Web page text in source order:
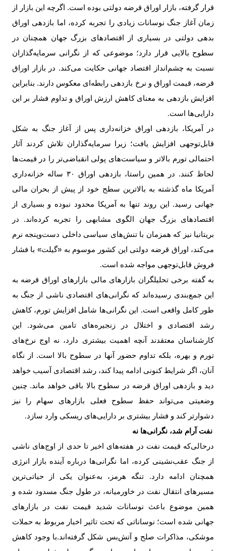
قرار گرفته، بازار اوراق قرضه دولتی بوده است. اگرچه این بازار از
زمان آغاز جنگ نوسانات زیادی را تجربه کرده، اما بازدهی اوراق
بدهی دولتی در بسیاری از اقتصادهای بزرگ جهان همچنان در
سطوح بالایی قرار دارد؛ موضوعی که از نگرانی سرمایه‌گذاران
نسبت به چشم‌انداز اقتصاد جهانی حکایت می‌کند. در بازار اوراق
قرضه، قیمت اوراق و نرخ بازدهی رابطه‌ای معکوس دارند. بنابراین
افزایش بازدهی به معنای کاهش ارزش اوراق و تداوم فشار بر این
دارایی‌ها است.
در آمریکا، بازدهی اوراق خزانه‌داری پس از آغاز جنگ به شکل
قابل‌توجهی افزایش یافت؛ زیرا سرمایه‌گذاران تلاش کردند آثار
احتمالی تورم بالاتر و سیاست‌های پولی انقباضی‌تر را در قیمت‌ها
لحاظ کنند. در همین راستا، بازدهی اوراق ۳۰ ساله خزانه‌داری
آمریکا ماه گذشته به بالاترین سطح خود از پیش از بحران مالی
جهانی رسید. این روند تنها به آمریکا محدود نبوده و بسیاری از
اقتصادهای بزرگ جهان الگوی مشابهی را تجربه کرده‌اند. در
بریتانیا نیز که همزمان با تنش‌های سیاسی داخلی دست‌وپنجه نرم
می‌کند، اوراق قرضه دولتی این کشور موسوم به «گیلت» با فشار
فروش قابل‌توجهی مواجه شده است.
به گفته برخی تحلیلگران بازارهای مالی بازارهای اوراق قرضه به
این جمع‌بندی رسیده‌اند که نگرانی‌های اقتصادی ناشی از جنگ به
طور کامل واقعی است. این نگرانی‌ها شامل افزایش تورم، کاهش
رشد اقتصادی و اختلال در زنجیره‌های تامین می‌شود. این
کارشناسان معتقدند آنچه اهمیت بیشتری دارد، نه اوج نرخ‌های
تورم و بهره، بلکه تداوم حضور آنها در سطوح بالا است. از نگاه
آنان، اگر شرایط کنونی ادامه پیدا کند، رشد اقتصادی آسیب خواهد
دید و بازدهی اوراق قرضه در سطوح بالا باقی خواهد ماند. چنین
وضعیتی می‌تواند حفظ سطوح فعلی بازارهای سهام را نیز
دشوارتر کند و فشار بیشتری بر دارایی‌های ریسکی وارد سازد.
نفت آرام شد، نگرانی‌ها نه
درحالی‌که قیمت نفت در هفته‌های اخیر تا حدی از اوج‌های ناشی
از جنگ عقب‌نشینی کرده، اما نگرانی‌ها درباره آینده بازار انرژی
همچنان ادامه دارد. تنگه هرمز، به‌عنوان یکی از حیاتی‌ترین
مسیرهای انتقال نفت در خاورمیانه، در طول جنگ مسدود شده و
همین موضوع باعث نوسانات شدید قیمت نفت در بازارهای
جهانی شده است؛ نوساناتی که تحت تاثیر اخبار مربوط به حملات
موشکی، مذاکرات صلح و آتش‌بس شکل گرفته‌اند.با وجود کاهش